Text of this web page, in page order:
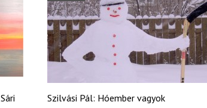
Szilvási Pál: Hóember vagyok